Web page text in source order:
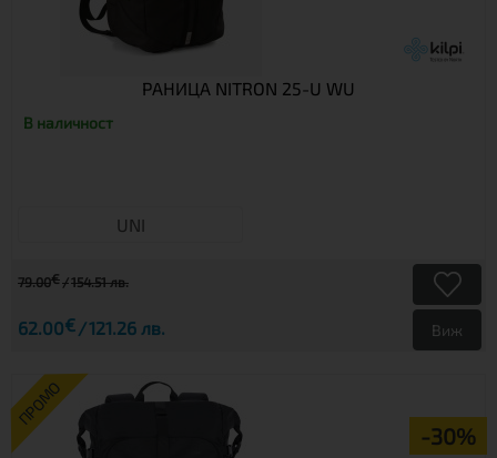
РАНИЦА NITRON 25-U WU
В наличност
UNI
79.00€ 154.51 лв.
62.00€ 121.26 лв. Виж
ПРОМО
-30%